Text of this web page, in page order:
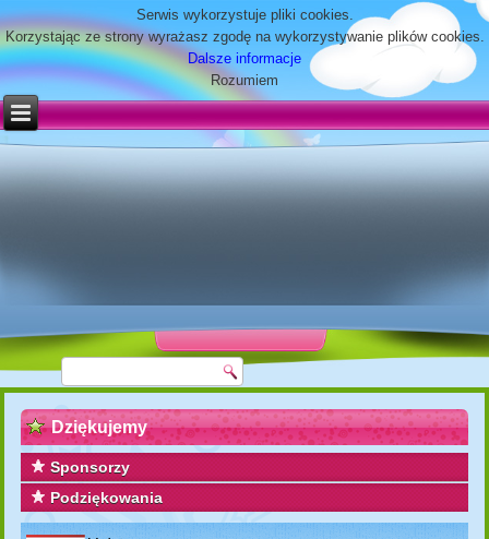
Serwis wykorzystuje pliki cookies.
Korzystając ze strony wyrażasz zgodę na wykorzystywanie plików cookies.
Dalsze informacje
Rozumiem
Dziękujemy
Sponsorzy
Podziękowania